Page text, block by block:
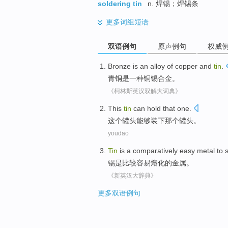
soldering tin
n. 焊锡；焊锡条
更多词组短语
双语例句 原声例句 权威
Bronze is an alloy of copper and tin
青铜是一种铜锡合金。
《柯林斯英汉双解大词典》
This tin can hold that one.
这个罐头能够装下那个罐头。
youdao
Tin is a comparatively easy metal to
锡是比较容易熔化的金属。
《新英汉大辞典》
更多双语例句